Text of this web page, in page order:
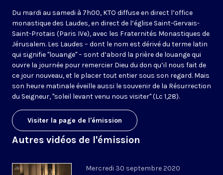
Du mardi au samedi à 7h00, KTO diffuse en direct l’office
monastique des Laudes, en direct de l’église Saint-Gervais-
Saint-Protais (Paris IVe), avec les Fraternités Monastiques de
Jérusalem. Les Laudes – dont le nom est dérivé du terme latin
qui signifie "louange" – sont d’abord la prière de louange qui
ouvre la journée pour remercier Dieu du don qu’il nous fait de
ce jour nouveau, et le placer tout entier sous son regard. Mais
son heure matinale éveille aussi le souvenir de la Résurrection
du Seigneur, "soleil levant venu nous visiter" (Lc 1,28).
Visiter la page de l'émission
Autres vidéos de l'émission
Mercredi 30 septembre 2020